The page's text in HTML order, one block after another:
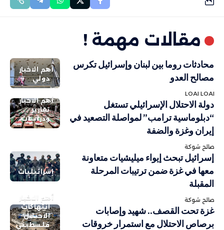
مقالات مهمة !
أهم الاخبار
دولي
محادثات روما بين لبنان وإسرائيل تكرس
مصالح العدو
LOAI LOAI
أهم الاخبار
تقارير
ودراسات
دولة الاحتلال الإسرائيلي تستغل
“دبلوماسية ترامب” لمواصلة التصعيد في
إيران وغزة والضفة
صالح شوكة
إسرائيليات
إسرائيل تبحث إيواء ميليشيات متعاونة
معها في غزة ضمن ترتيبات المرحلة
المقبلة
صالح شوكة
أهم الاخبار
انتهاكات
الاحتلال
فلسطيني
غزة تحت القصف.. شهيد وإصابات
برصاص الاحتلال مع استمرار خروقات